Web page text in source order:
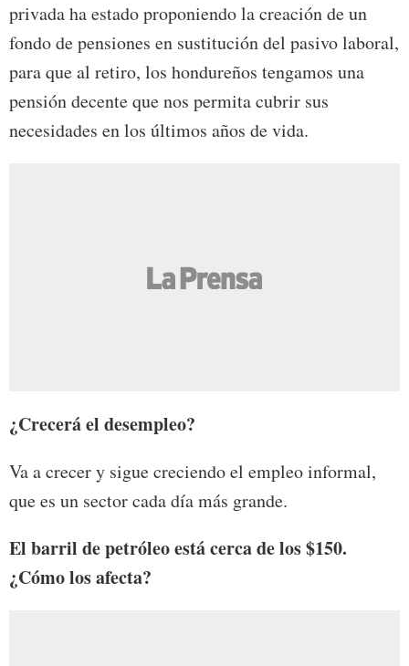
privada ha estado proponiendo la creación de un
fondo de pensiones en sustitución del pasivo laboral,
para que al retiro, los hondureños tengamos una
pensión decente que nos permita cubrir sus
necesidades en los últimos años de vida.
¿Crecerá el desempleo?
Va a crecer y sigue creciendo el empleo informal,
que es un sector cada día más grande.
El barril de petróleo está cerca de los $150.
¿Cómo los afecta?